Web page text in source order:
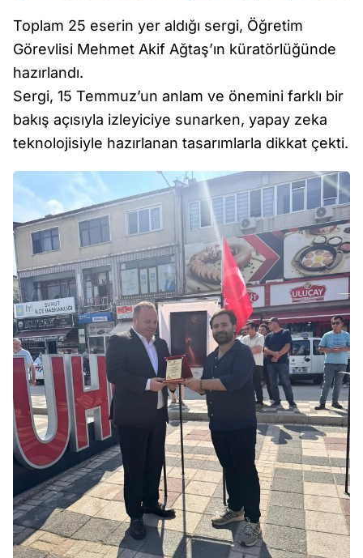
Toplam 25 eserin yer aldığı sergi, Öğretim
Görevlisi Mehmet Akif Ağtaş’ın küratörlüğünde
hazırlandı.
Sergi, 15 Temmuz’un anlam ve önemini farklı bir
bakış açısıyla izleyiciye sunarken, yapay zeka
teknolojisiyle hazırlanan tasarımlarla dikkat çekti.